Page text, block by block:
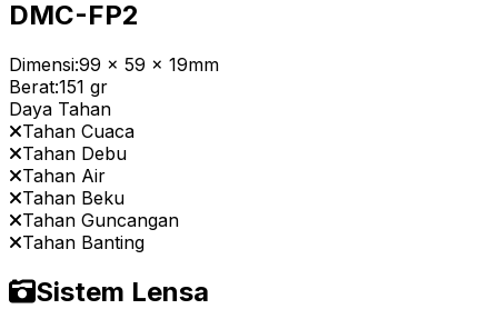
DMC-FP2
Dimensi:99 x 59 x 19mm
Berat:151 gr
Daya Tahan
Tahan Cuaca
Tahan Debu
Tahan Air
Tahan Beku
Tahan Guncangan
Tahan Banting
Sistem Lensa